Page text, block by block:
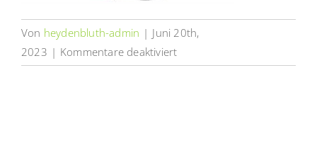
Von heydenbluth-admin | Juni 20th,
2023 | Kommentare deaktiviertfür
Geschäftsausstattung